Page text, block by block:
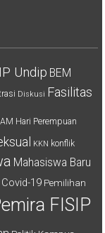
Undip BEM
Diskusi Fasilitas
Hari Perempuan
KKN konflik
Mahasiswa Baru
19 Pemilihan
FISIP